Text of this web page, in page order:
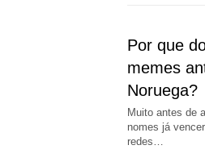
Por que
memes
Noruega?
Muito antes de
nomes já
redes…